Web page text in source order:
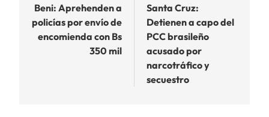
de
entradas
Beni: Aprehenden a
policías por envío de
encomienda con Bs
350 mil
Santa Cruz:
Detienen a capo del
PCC brasileño
acusado por
narcotráfico y
secuestro